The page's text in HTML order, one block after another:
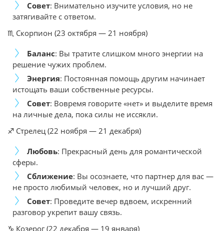
Совет: Внимательно изучите условия, но не
затягивайте с ответом.
♏ Скорпион (23 октября — 21 ноября)
Баланс: Вы тратите слишком много энергии на
решение чужих проблем.
Энергия: Постоянная помощь другим начинает
истощать ваши собственные ресурсы.
Совет: Вовремя говорите «нет» и выделите время
на личные дела, пока силы не иссякли.
♐ Стрелец (22 ноября — 21 декабря)
Любовь: Прекрасный день для романтической
сферы.
Сближение: Вы осознаете, что партнер для вас —
не просто любимый человек, но и лучший друг.
Совет: Проведите вечер вдвоем, искренний
разговор укрепит вашу связь.
♑ Козерог (22 декабря — 19 января)